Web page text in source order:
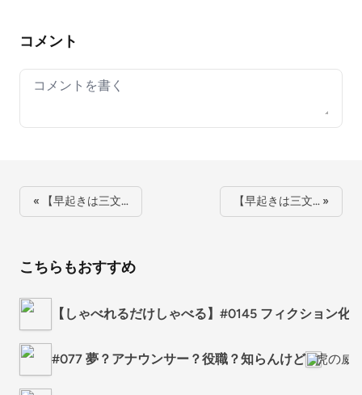
コメント
Your comment
« 【早起きは三文… 【早起きは三文… »
こちらもおすすめ
【しゃべれるだけしゃべる】#0145 フィクション
#077 夢？アナウンサー？役職？知らんけど 虎の威